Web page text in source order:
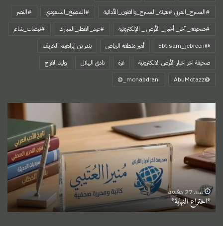
#المسرح_العربي #هيئة_المسرح_والفنون_الأدائية
#المطبخ_السعودي
#النصر
#صحيفة_ آخر_ أخبار_ الأرض _ الإلكترونية
#عيد_الفطر_المبارك
#نبضات_شاعر
@Ebtisam_jebreen
أمير منطقة الرياض
بندر بن إبراهيم الخريف
صحيفة اخر اخبار الأرض الالكترونية
غزة نادي الهلال
وليد الفراج
‏@AbuMotazz
النهاية*
منذ 27 دقيقة
*اختراع النهاية*